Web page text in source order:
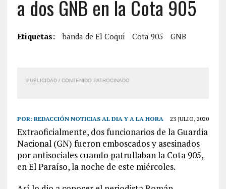
a dos GNB en la Cota 905
Etiquetas: banda de El Coqui Cota 905 GNB
PUBLICIDAD / CONTENIDO PATROCINADO
POR: REDACCIÓN NOTICIAS AL DIA Y A LA HORA 23 JULIO, 2020
Extraoficialmente, dos funcionarios de la Guardia
Nacional (GN) fueron emboscados y asesinados
por antisociales cuando patrullaban la Cota 905,
en El Paraíso, la noche de este miércoles.